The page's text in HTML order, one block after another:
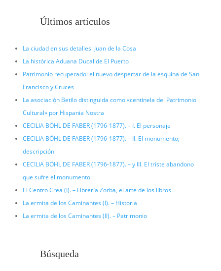
Últimos artículos
La ciudad en sus detalles: Juan de la Cosa
La histórica Aduana Ducal de El Puerto
Patrimonio recuperado: el nuevo despertar de la esquina de San
Francisco y Cruces
La asociación Betilo distinguida como «centinela del Patrimonio
Cultural» por Hispania Nostra
CECILIA BÖHL DE FABER (1796-1877). – I. El personaje
CECILIA BÖHL DE FABER (1796-1877). – II. El monumento;
descripción
CECILIA BÖHL DE FABER (1796-1877). – y III. El triste abandono
que sufre el monumento
El Centro Crea (I). – Librería Zorba, el arte de los libros
La ermita de los Caminantes (I). – Historia
La ermita de los Caminantes (II). – Patrimonio
Búsqueda